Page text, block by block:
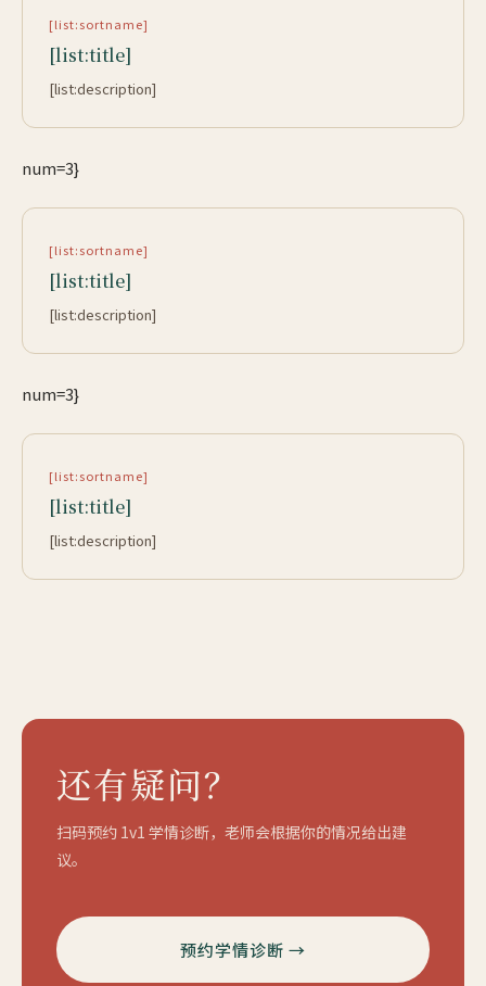
[list:sortname]
[list:title]
[list:description]
num=3}
[list:sortname]
[list:title]
[list:description]
num=3}
[list:sortname]
[list:title]
[list:description]
还有疑问？
扫码预约 1v1 学情诊断，老师会根据你的情况给出建
议。
预约学情诊断 →